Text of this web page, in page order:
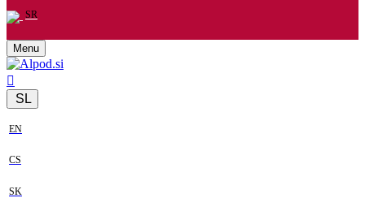
SR
Menu
SL
EN
CS
SK